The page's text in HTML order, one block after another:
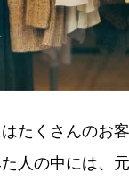
たくさんのお
人の中には、